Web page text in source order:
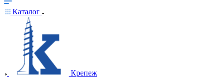
Каталог
Крепеж